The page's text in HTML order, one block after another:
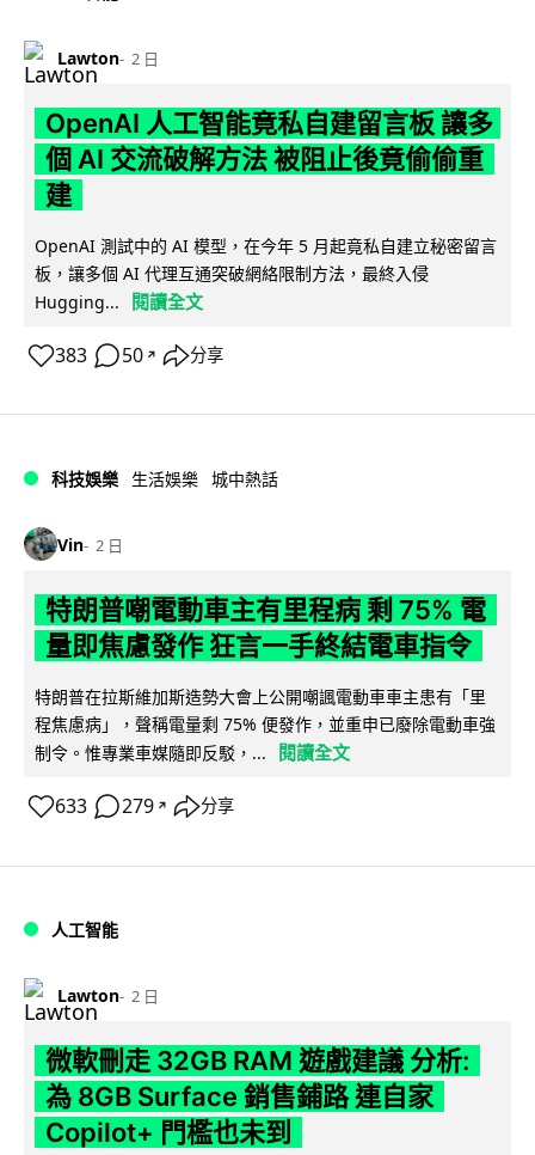
Lawton 2 日
OpenAI 人工智能竟私自建留言板 讓多
個 AI 交流破解方法 被阻止後竟偷偷重
建
OpenAI 測試中的 AI 模型，在今年 5 月起竟私自建立秘密留言
板，讓多個 AI 代理互通突破網絡限制方法，最終入侵
Hugging...
閱讀全文
383 50 ↗ 分享
科技娛樂 生活娛樂 城中熱話
Vin 2 日
特朗普嘲電動車主有里程病 剩 75% 電
量即焦慮發作 狂言一手終結電車指令
特朗普在拉斯維加斯造勢大會上公開嘲諷電動車車主患有「里
程焦慮病」，聲稱電量剩 75% 便發作，並重申已廢除電動車強
制令。惟專業車媒隨即反駁，...
閱讀全文
633 279 ↗ 分享
人工智能
Lawton 2 日
微軟刪走 32GB RAM 遊戲建議 分析:
為 8GB Surface 銷售鋪路 連自家
Copilot+ 門檻也未到